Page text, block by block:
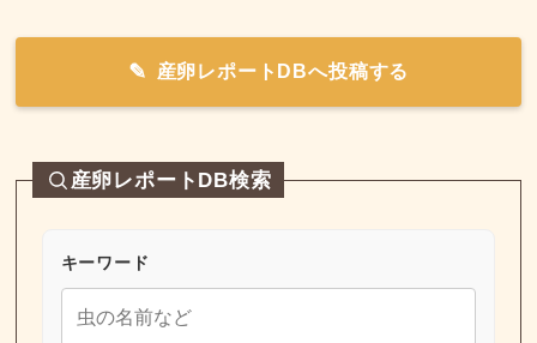
産卵レポートDBへ投稿する
産卵レポートDB検索
キーワード